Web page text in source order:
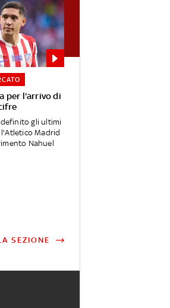
per l'arrivo di
definito gli ultimi
Madrid
Nahuel
SEZIONE